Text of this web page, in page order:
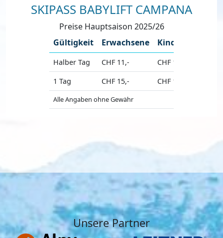
SKIPASS BABYLIFT CAMPANA
Preise Hauptsaison 2025/26
Gültigkeit
Erwachsene Kinder
Halber Tag CHF 11,-
CHF 11,-
1 Tag
CHF 15,- CHF 15,-
Alle Angaben ohne Gewähr
Unsere Partner